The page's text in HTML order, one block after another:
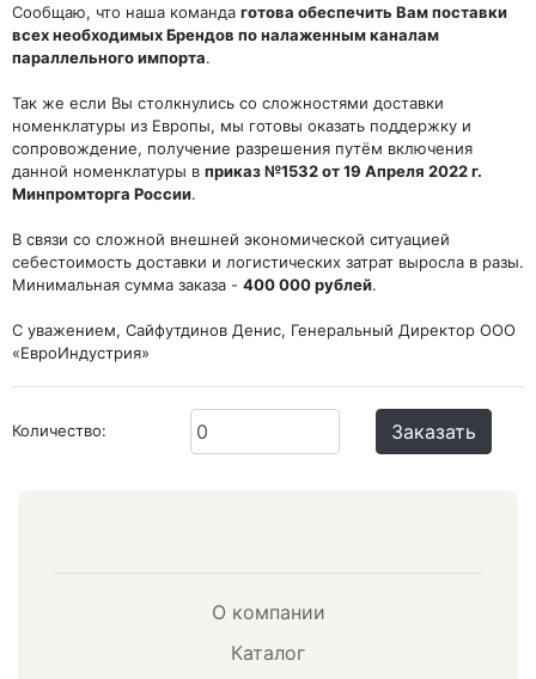
Сообщаю, что наша команда готова обеспечить Вам поставки
всех необходимых Брендов по налаженным каналам
параллельного импорта.
Так же если Вы столкнулись со сложностями доставки
номенклатуры из Европы, мы готовы оказать поддержку и
сопровождение, получение разрешения путём включения
данной номенклатуры в приказ №1532 от 19 Апреля 2022 г.
Минпромторга России.
В связи со сложной внешней экономической ситуацией
себестоимость доставки и логистических затрат выросла в разы.
Минимальная сумма заказа - 400 000 рублей.
С уважением, Сайфутдинов Денис, Генеральный Директор ООО
«ЕвроИндустрия»
Количество: Заказать
О компании
Каталог